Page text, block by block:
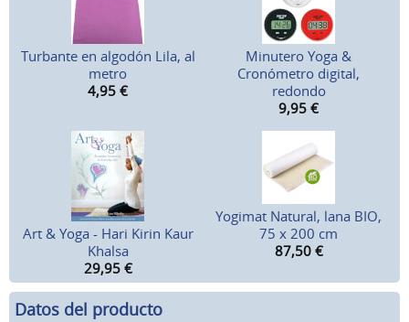
Turbante en algodón Lila, al
metro
4,95 €
Minutero Yoga &
Cronómetro digital,
redondo
9,95 €
Art & Yoga - Hari Kirin Kaur
Khalsa
29,95 €
Yogimat Natural, lana BIO,
75 x 200 cm
87,50 €
Datos del producto